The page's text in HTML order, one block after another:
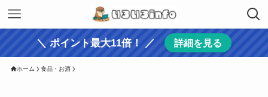
＼ ポイント最大11倍！ ／ 詳細を見る
ホーム 食品・お酒